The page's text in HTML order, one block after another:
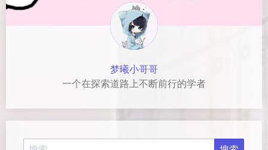
梦曦小哥哥
一个在探索道路上不断前行的学者